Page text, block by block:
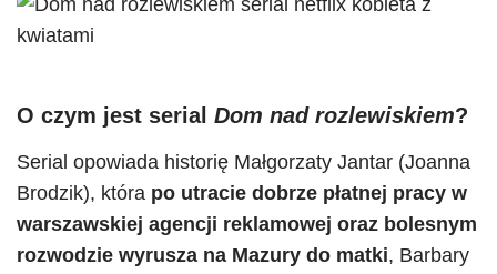
O czym jest serial Dom nad rozlewiskiem?
Serial opowiada historię Małgorzaty Jantar (Joanna
Brodzik), która po utracie dobrze płatnej pracy w
warszawskiej agencji reklamowej oraz bolesnym
rozwodzie wyrusza na Mazury do matki, Barbary